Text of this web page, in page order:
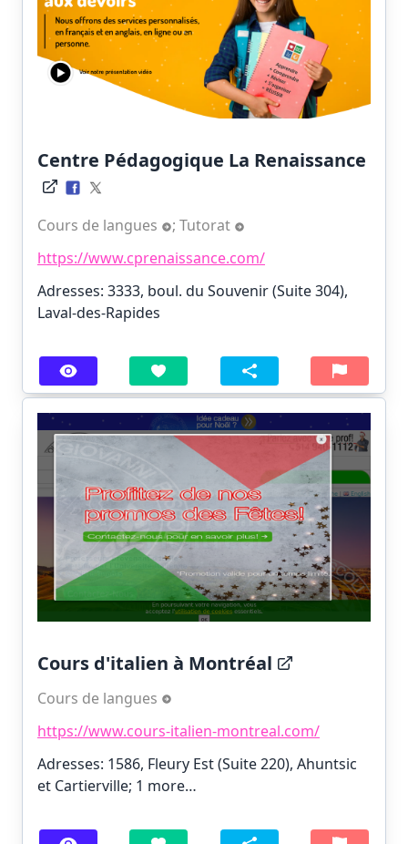
Centre Pédagogique La Renaissance
Cours de langues ; Tutorat
https://www.cprenaissance.com/
Adresses: 3333, boul. du Souvenir (Suite 304),
Laval-des-Rapides
Cours d'italien à Montréal
Cours de langues
https://www.cours-italien-montreal.com/
Adresses: 1586, Fleury Est (Suite 220), Ahuntsic
et Cartierville; 1 more…